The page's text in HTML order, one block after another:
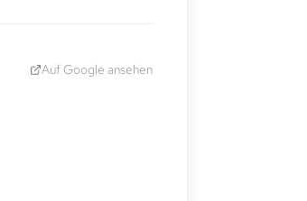
Auf Google ansehen